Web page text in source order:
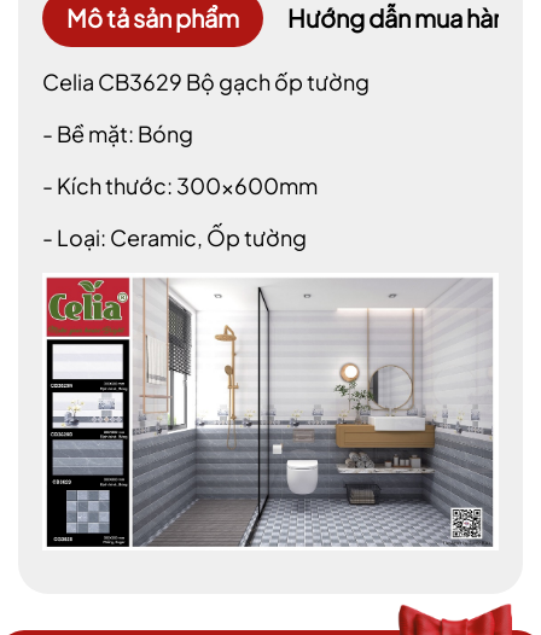
Mô tả sản phẩm Hướng dẫn mua hàng
Celia CB3629 Bộ gạch ốp tường
- Bề mặt: Bóng
- Kích thước: 300x600mm
- Loại: Ceramic, Ốp tường